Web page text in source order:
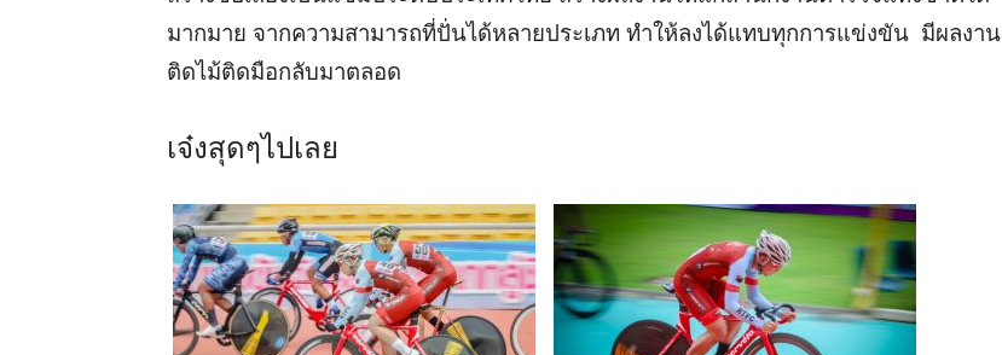
มากมาย จากความสามารถที่ปั่นได้หลายประเภท ทำให้ลงได้แทบทุกการแข่งขัน มีผลงาน
ติดไม้ติดมือกลับมาตลอด
เจ๋งสุดๆไปเลย